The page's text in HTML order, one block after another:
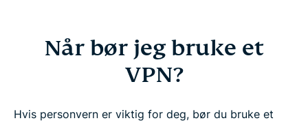
Når bør jeg bruke et
VPN?
Hvis personvern er viktig for deg, bør du bruke et